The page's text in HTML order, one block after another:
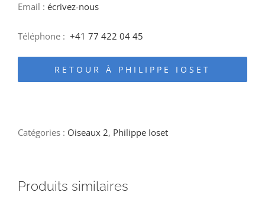
Email : écrivez-nous
Téléphone : +41 77 422 04 45
RETOUR À PHILIPPE IOSET
Catégories : Oiseaux 2, Philippe Ioset
Produits similaires